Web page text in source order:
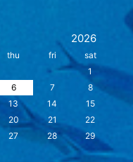
2026
thu fri
sat
1
6 7
8
13 14
15
20 21
22
27 28
29